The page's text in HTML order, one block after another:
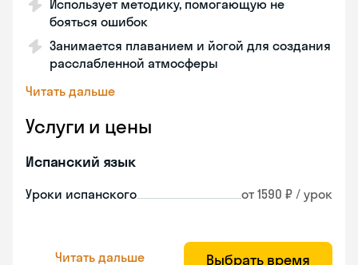
Использует методику, помогающую не
бояться ошибок
Занимается плаванием и йогой для создания
расслабленной атмосферы
Читать дальше
Услуги и цены
Испанский язык
Уроки испанского от 1590 ₽ / урок
Читать дальше Выбрать время